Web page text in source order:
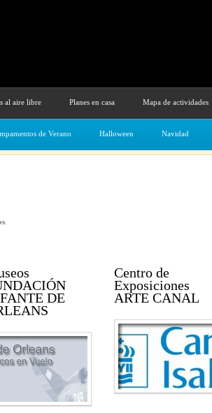
al aire libre Planes en casa Mapa de actividades
de Verano Halloween Navidad
DE
Centro de
Exposiciones
ARTE CANAL